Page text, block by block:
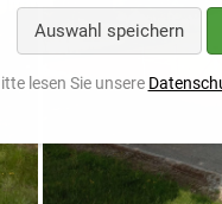
Auswahl speichern
lesen Sie unsere